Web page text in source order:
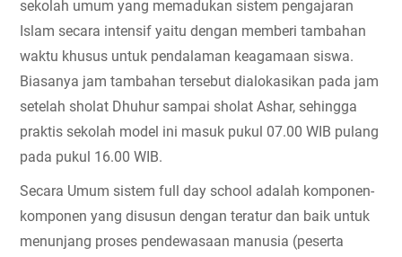
sekolah umum yang memadukan sistem pengajaran
Islam secara intensif yaitu dengan memberi tambahan
waktu khusus untuk pendalaman keagamaan siswa.
Biasanya jam tambahan tersebut dialokasikan pada jam
setelah sholat Dhuhur sampai sholat Ashar, sehingga
praktis sekolah model ini masuk pukul 07.00 WIB pulang
pada pukul 16.00 WIB.
Secara Umum sistem full day school adalah komponen-
komponen yang disusun dengan teratur dan baik untuk
menunjang proses pendewasaan manusia (peserta